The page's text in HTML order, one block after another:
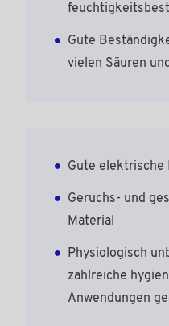
Gute
vielen Säuren
Gute elektrische
Geruchs- und
Material
Physiologisch
zahlreiche
Anwendungen